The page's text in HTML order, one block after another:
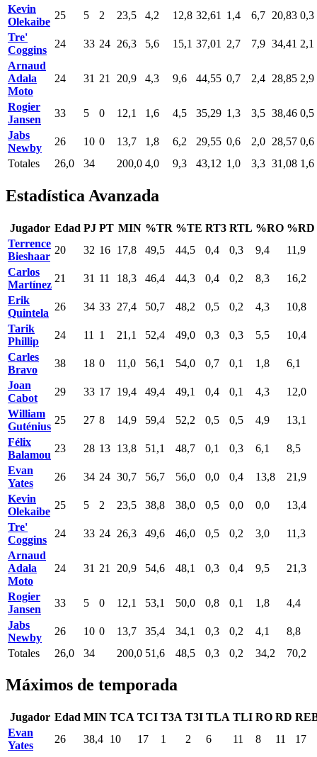
Kevin
Olekaibe
25 5 2 23,5 4,2 12,8 32,61 1,4 6,7 20,83 0,3
Tre'
Coggins
24 33 24 26,3 5,6 15,1 37,01 2,7 7,9 34,41 2,1
Arnaud
Adala
Moto
24 31 21 20,9 4,3 9,6 44,55 0,7 2,4 28,85 2,9
Rogier
Jansen
33 5 0 12,1 1,6 4,5 35,29 1,3 3,5 38,46 0,5
Jabs
Newby
26 10 0 13,7 1,8 6,2 29,55 0,6 2,0 28,57 0,6
Totales
26,0 34 200,0 4,0 9,3 43,12 1,0 3,3 31,08 1,6
Estadística Avanzada
Jugador Edad PJ PT MIN %TR %TE RT3 RTL %RO %RD
Terrence
Bieshaar
20 32 16 17,8 49,5 44,5 0,4 0,3 9,4
11,9
Carlos
Martínez
21 31 11 18,3 46,4 44,3 0,4 0,2 8,3
16,2
Erik
Quintela
26 34 33 27,4 50,7 48,2 0,5 0,2 4,3
10,8
Tarik
Phillip
24 11 1 21,1 52,4 49,0 0,3 0,3 5,5
10,4
Carles
Bravo
38 18 0 11,0 56,1 54,0 0,7 0,1 1,8
6,1
Joan
Cabot
29 33 17 19,4 49,4 49,1 0,4 0,1 4,3
12,0
William
Guténius
25 27 8 14,9 59,4 52,2 0,5 0,5 4,9
13,1
Félix
Balamou
23 28 13 13,8 51,1 48,7 0,1 0,3 6,1
8,5
Evan
Yates
26 34 24 30,7 56,7 56,0 0,0 0,4 13,8
21,9
Kevin
Olekaibe
25 5 2 23,5 38,8 38,0 0,5 0,0 0,0
13,4
Tre'
Coggins
24 33 24 26,3 49,6 46,0 0,5 0,2 3,0
11,3
Arnaud
Adala
Moto
24 31 21 20,9 54,6 48,1 0,3 0,4 9,5 21,3
Rogier
Jansen
33 5 0 12,1 53,1 50,0 0,8 0,1 1,8
4,4
Jabs
Newby
26 10 0 13,7 35,4 34,1 0,3 0,2 4,1
8,8
Totales
26,0 34 200,0 51,6 48,5 0,3 0,2 34,2 70,2
Máximos de temporada
Jugador Edad MIN TCA TCI T3A T3I TLA TLI RO RD
Evan
Yates
26 38,4 10 17 1 2 6 11 8 11
17